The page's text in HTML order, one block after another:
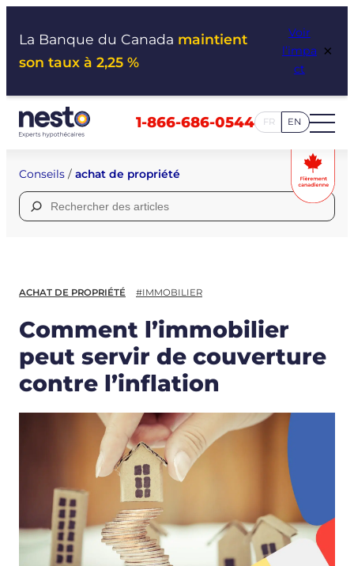
La Banque du Canada maintient
son taux à 2,25 %
Voir
l’impa
ct
×
1-866-686-0544 FR EN
Conseils / achat de propriété
Rechercher :
ACHAT DE PROPRIÉTÉ #IMMOBILIER
Comment l’immobilier
peut servir de couverture
contre l’inflation